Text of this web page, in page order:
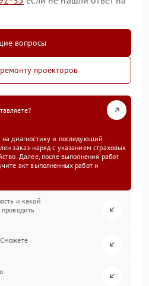
вопросы
проекторов
на диагностику и последующий
заказ-наряд с указанием страховых
Далее, после выполнения работ
акт выполненных работ и
и какой